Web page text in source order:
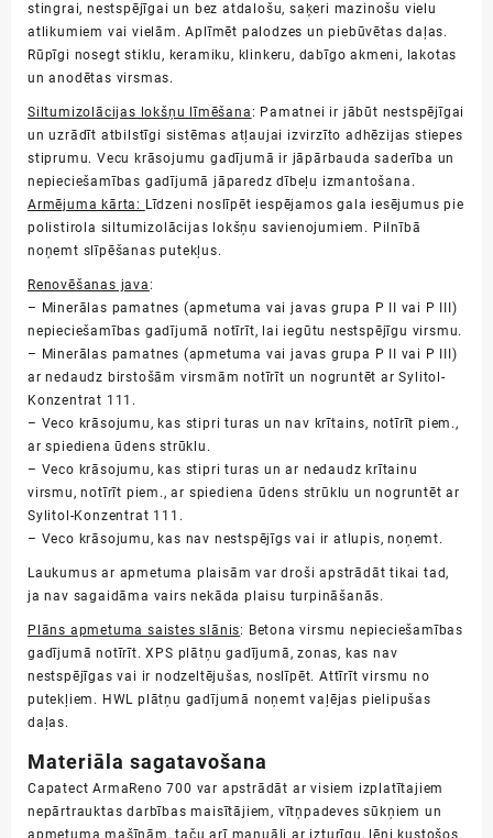
stingrai, nestspējīgai un bez atdalošu, saķeri mazinošu vielu
atlikumiem vai vielām. Aplīmēt palodzes un piebūvētas daļas.
Rūpīgi nosegt stiklu, keramiku, klinkeru, dabīgo akmeni, lakotas
un anodētas virsmas.
Siltumizolācijas lokšņu līmēšana: Pamatnei ir jābūt nestspējīgai
un uzrādīt atbilstīgi sistēmas atļaujai izvirzīto adhēzijas stiepes
stiprumu. Vecu krāsojumu gadījumā ir jāpārbauda saderība un
nepieciešamības gadījumā jāparedz dībeļu izmantošana.
Armējuma kārta: Līdzeni noslīpēt iespējamos gala iesējumus pie
polistirola siltumizolācijas lokšņu savienojumiem. Pilnībā
noņemt slīpēšanas putekļus.
Renovēšanas java:
– Minerālas pamatnes (apmetuma vai javas grupa P II vai P III)
nepieciešamības gadījumā notīrīt, lai iegūtu nestspējīgu virsmu.
– Minerālas pamatnes (apmetuma vai javas grupa P II vai P III)
ar nedaudz birstošām virsmām notīrīt un nogruntēt arSylitol-
Konzentrat 111.
– Veco krāsojumu, kas stipri turas un nav krītains, notīrīt piem.,
ar spiediena ūdens strūklu.
– Veco krāsojumu, kas stipri turas un ar nedaudz krītainu
virsmu, notīrīt piem., ar spiediena ūdens strūklu un nogruntēt ar
Sylitol-Konzentrat 111.
– Veco krāsojumu, kas nav nestspējīgs vai ir atlupis, noņemt.
Laukumus ar apmetuma plaisām var droši apstrādāt tikai tad,
ja nav sagaidāma vairs nekāda plaisu turpināšanās.
Plāns apmetuma saistes slānis: Betona virsmu nepieciešamības
gadījumā notīrīt. XPS plātņu gadījumā, zonas, kas nav
nestspējīgas vai ir nodzeltējušas, noslīpēt. Attīrīt virsmu no
putekļiem. HWL plātņu gadījumā noņemt vaļējas pielipušas
daļas.
Materiāla sagatavošana
Capatect ArmaReno 700 var apstrādāt ar visiem izplatītajiem
nepārtrauktas darbības maisītājiem, vītņpadeves sūkņiem un
apmetuma mašīnām, taču arī manuāli ar izturīgu, lēni kustošos